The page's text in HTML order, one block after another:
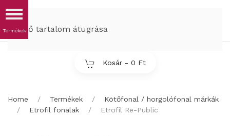
Fő tartalom átugrása
Kosár - 0 Ft
Home Termékek
Kötőfonal / horgolófonal márkák
Etrofil fonalak
Etrofil Re-Public